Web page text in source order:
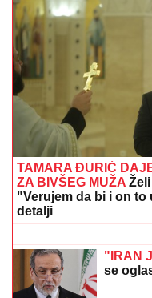
PRIČALO SE DA SE
i snaja ponašaju kad
fotografiju sa
kakvom su braku
FOLK
kojoj
pre
"Svaki
JOŠ